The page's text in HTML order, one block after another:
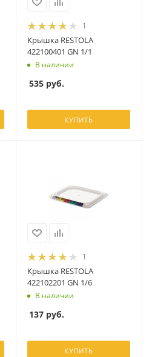
1
Крышка RESTOLA
422100401 GN 1/1
В наличии
535 руб.
КУПИТЬ
1
Крышка RESTOLA
422102201 GN 1/6
В наличии
137 руб.
КУПИТЬ